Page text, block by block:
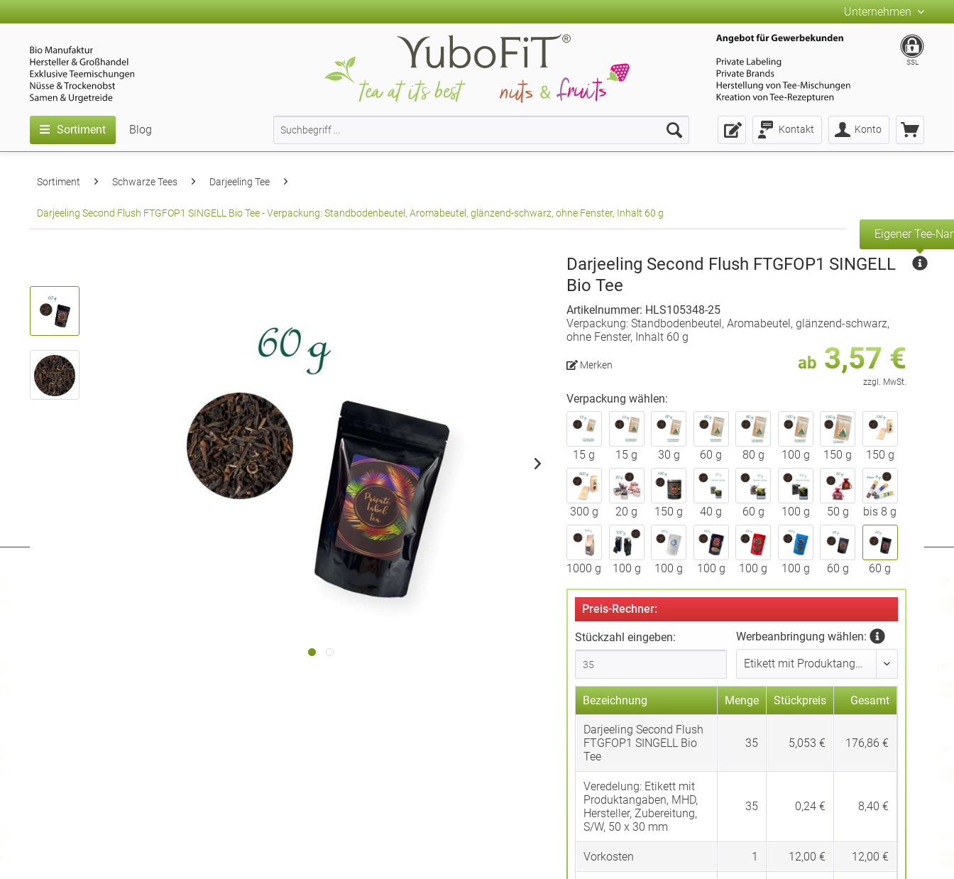
Unternehmen
Kontakt Konto
SSL
Sortiment Blog
Sortiment Schwarze Tees Darjeeling Tee
Darjeeling Second Flush FTGFOP1 SINGELL Bio Tee - Verpackung: Standbodenbeutel, Aromabeutel, glänzend-schwarz, ohne Fenster, Inhalt 60 g
Darjeeling Second Flush FTGFOP1 SINGELL
Bio Tee
Eigener Tee-
Artikelnummer: HLS105348-25
Verpackung: Standbodenbeutel, Aromabeutel, glänzend-schwarz,
ohne Fenster, Inhalt 60 g
ab 3,57 €
zzgl. MwSt.
Merken
Verpackung wählen:
15 g 15 g 30 g 60 g 80 g 100 g 150 g 150 g
300 g 20 g 150 g 40 g 60 g 100 g 50 g bis 8 g
1000 g 100 g 100 g 100 g 100 g 100 g 60 g 60 g
Preis-Rechner:
Stückzahl eingeben: Werbeanbringung wählen:
Bezeichnung Menge Stückpreis Gesamt
Darjeeling Second Flush
FTGFOP1 SINGELL Bio
Tee
35 5,053 € 176,86 €
Veredelung: Etikett mit
Produktangaben, MHD,
Hersteller, Zubereitung,
S/W, 50 x 30 mm
35 0,24 € 8,40 €
Vorkosten 1 12,00 € 12,00 €